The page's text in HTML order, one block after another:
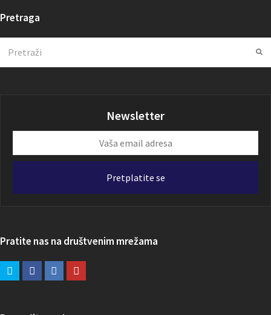
Pretraga
Newsletter
email
Pretplatite se
Pratite nas na društvenim mrežama